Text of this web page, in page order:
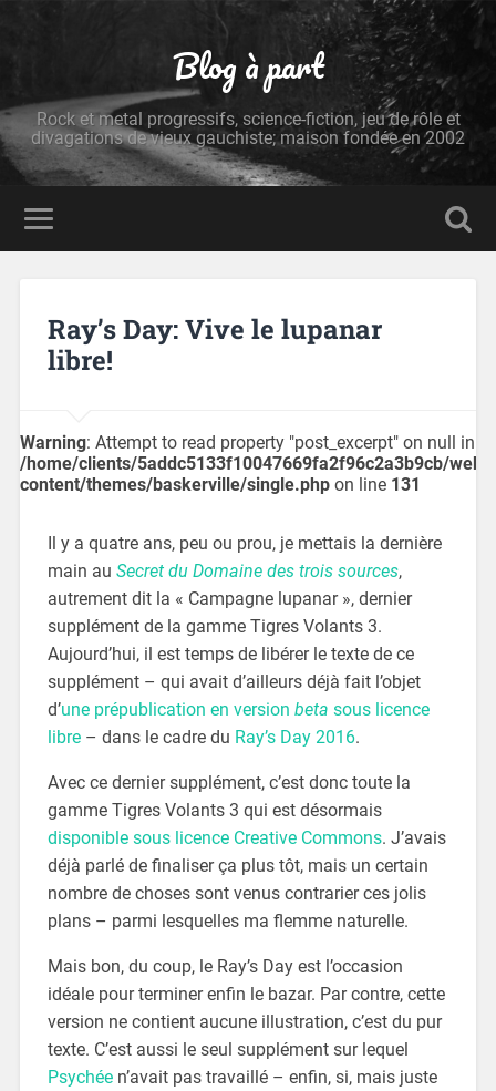
Blog à part
Rock et metal progressifs, science-fiction, jeu de rôle et
divagations de vieux gauchiste; maison fondée en 2002
Ray’s Day: Vive le lupanar
libre!
Warning: Attempt to read property "post_excerpt" on null in
/home/clients/5addc5133f10047669fa2f96c2a3b9cb/web/
content/themes/baskerville/single.phpon line 131
Il y a quatre ans, peu ou prou, je mettais la dernière
main au Secret du Domaine des trois sources,
autrement dit la « Campagne lupanar », dernier
supplément de la gamme Tigres Volants 3.
Aujourd’hui, il est temps de libérer le texte de ce
supplément – qui avait d’ailleurs déjà fait l’objet
d’une prépublication en version beta sous licence
libre– dans le cadre du Ray’s Day 2016.
Avec ce dernier supplément, c’est donc toute la
gamme Tigres Volants 3 qui est désormais
disponible sous licence Creative Commons. J’avais
déjà parlé de finaliser ça plus tôt, mais un certain
nombre de choses sont venus contrarier ces jolis
plans – parmi lesquelles ma flemme naturelle.
Mais bon, du coup, le Ray’s Day est l’occasion
idéale pour terminer enfin le bazar. Par contre, cette
version ne contient aucune illustration, c’est du pur
texte. C’est aussi le seul supplément sur lequel
Psychéen’avait pas travaillé – enfin, si, mais juste